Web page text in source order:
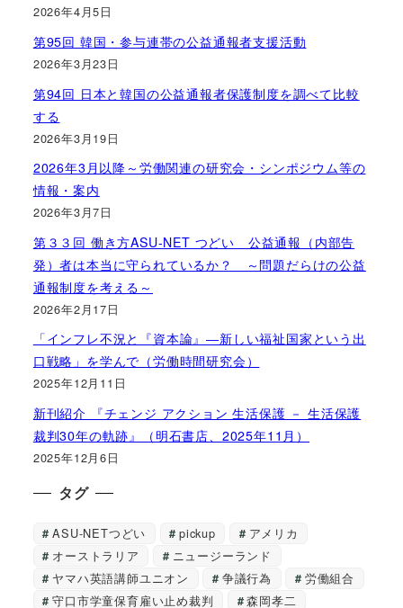
2026年4月5日
第95回 韓国・参与連帯の公益通報者支援活動
2026年3月23日
第94回 日本と韓国の公益通報者保護制度を調べて比較
する
2026年3月19日
2026年3月以降～労働関連の研究会・シンポジウム等の
情報・案内
2026年3月7日
第３３回 働き方ASU-NET つどい 公益通報（内部告
発）者は本当に守られているか？ ～問題だらけの公益
通報制度を考える～
2026年2月17日
「インフレ不況と『資本論』―新しい福祉国家という出
口戦略」を学んで（労働時間研究会）
2025年12月11日
新刊紹介 『チェンジ アクション 生活保護 － 生活保護
裁判30年の軌跡』（明石書店、2025年11月）
2025年12月6日
タグ
ASU-NETつどい pickup
アメリカ
オーストラリア
ニュージーランド
ヤマハ英語講師ユニオン
争議行為
労働組合
守口市学童保育雇い止め裁判
森岡孝二